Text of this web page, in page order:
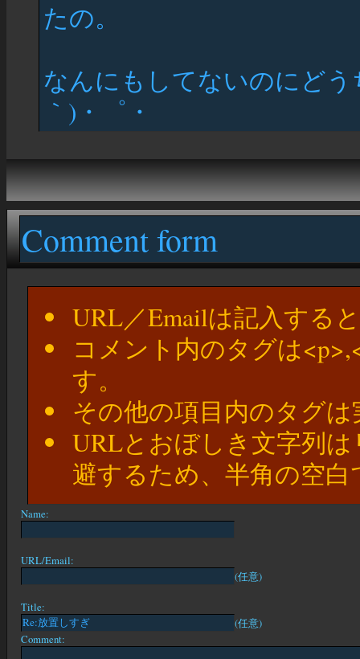
たの。
なんにもしてないのにど
｀)・゜・
Comment form
URL／Emailは記入する
コメント内のタグは
す。
その他の項目内のタグ
URLとおぼしき文字列
避するため、半角の空
Name:
URL/Email:
(任意)
Title:
(任意)
Comment: